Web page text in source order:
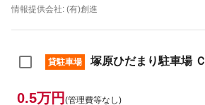
情報提供会社: (有)創進
貸駐車場 塚原ひだまり駐車場 Ｃ
0.5万円 (管理費等なし)